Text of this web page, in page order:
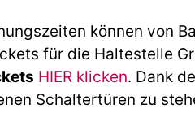
können von
für die Haltestelle
HIER klicken. Dank
Schaltertüren zu